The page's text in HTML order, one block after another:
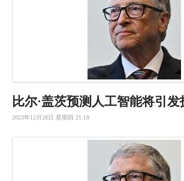
比尔·盖茨预测人工智能将引
2023年12月28日 星期四 21:18